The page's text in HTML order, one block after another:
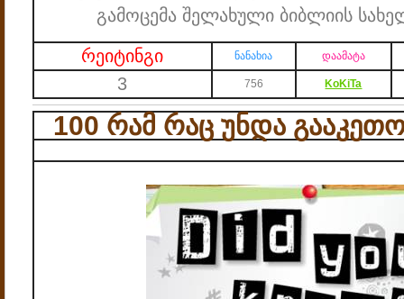
გამოცემა შელახული ბიბლიის
რეიტინგი ნანახია დაამატა
3 756 KoKiTa
100 რამ რაც უნდა